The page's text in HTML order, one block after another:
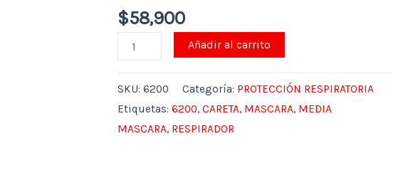
$58,900
M
cantidad
Añadir al carrito
SKU:6200 Categoría: PROTECCIÓN RESPIRATORIA
Etiquetas:6200,CARETA, MASCARA, MEDIA
MASCARA, RESPIRADOR